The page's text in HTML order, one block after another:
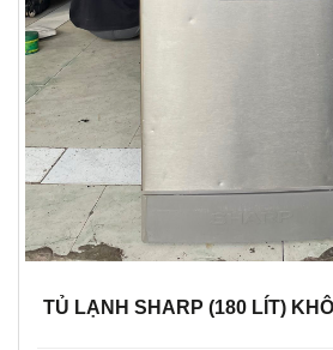
TỦ LẠNH SHARP (180 LÍT)